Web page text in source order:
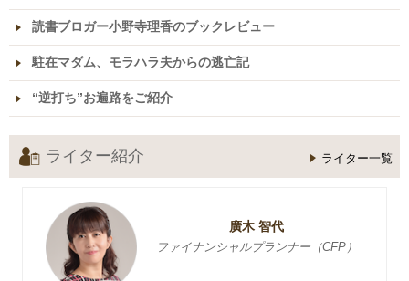
読書ブロガー小野寺理香のブックレビュー
駐在マダム、モラハラ夫からの逃亡記
“逆打ち”お遍路をご紹介
ライター紹介 ライター一覧
廣木 智代
ファイナンシャルプランナー（CFP）